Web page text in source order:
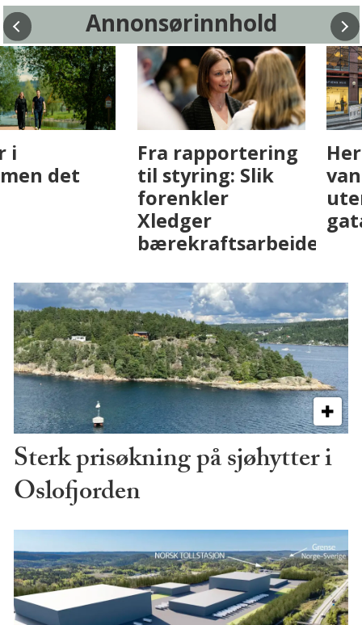
Annonsørinnhold
Fenistra endrer
eiendomsbransjen
med AI. Slik ser vi
Det er i
Drammen det
skjer
Sterk prisøkning på sjøhytter i
Oslofjorden